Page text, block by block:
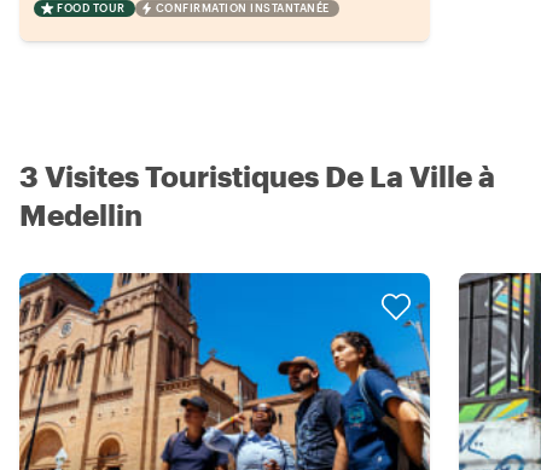
FOOD TOUR CONFIRMATION INSTANTANÉE
3 Visites Touristiques De La Ville à
Medellin